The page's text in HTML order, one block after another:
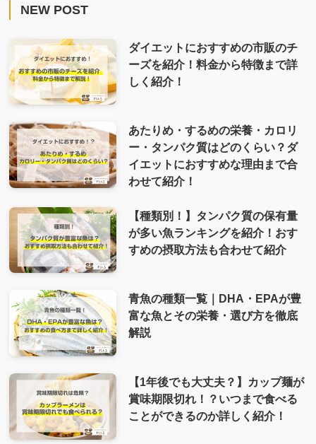
NEW POST
ダイエットにおすすめの市販のチ
ーズを紹介！料金から特徴まで詳
しく紹介！
あたりめ・するめの栄養・カロリ
ー・タンパク質はどのくらい？ダ
イエットにおすすめな理由まで合
わせて紹介！
【種類別！】タンパク質の保有量
が多い魚ランキングを紹介！おす
すめの摂取方法も合わせて紹介
青魚の種類一覧｜DHA・EPAが豊
富な魚とその栄養・選び方を徹底
解説
【1年後でも大丈夫？】カップ麺が
賞味期限切れ！？いつまで食べる
ことができるのか詳しく紹介！